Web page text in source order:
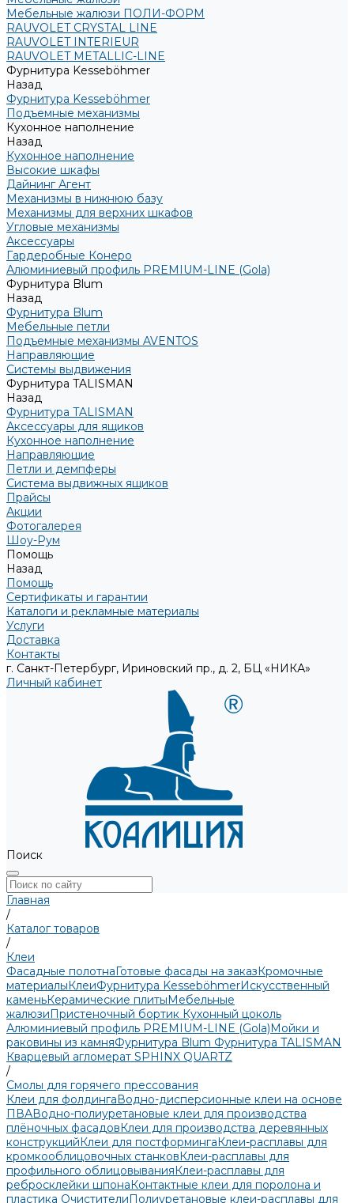
Мебельные жалюзи ПОЛИ-ФОРМ
RAUVOLET CRYSTAL LINE
RAUVOLET INTERIEUR
RAUVOLET METALLIC-LINE
Фурнитура Kesseböhmer
Назад
Фурнитура Kesseböhmer
Подъемные механизмы
Кухонное наполнение
Назад
Кухонное наполнение
Высокие шкафы
Дайнинг Агент
Механизмы в нижнюю базу
Механизмы для верхних шкафов
Угловые механизмы
Аксессуары
Гардеробные Конеро
Алюминиевый профиль PREMIUM-LINE (Gola)
Фурнитура Blum
Назад
Фурнитура Blum
Мебельные петли
Подъемные механизмы AVENTOS
Направляющие
Системы выдвижения
Фурнитура TALISMAN
Назад
Фурнитура TALISMAN
Аксессуары для ящиков
Кухонное наполнение
Направляющие
Петли и демпферы
Система выдвижных ящиков
Прайсы
Акции
Фотогалерея
Шоу-Рум
Помощь
Назад
Помощь
Сертификаты и гарантии
Каталоги и рекламные материалы
Услуги
Доставка
Контакты
г. Санкт-Петербург, Ириновский пр., д. 2, БЦ «НИКА»
Личный кабинет
Поиск
Главная
/
Каталог товаров
/
Клеи
Фасадные полотнаГотовые фасады на заказКромочные
материалыКлеиФурнитура KesseböhmerИскусственный
каменьКерамические плитыМебельные
жалюзиПристеночный бортик Кухонный цоколь
Алюминиевый профиль PREMIUM-LINE (Gola)Мойки и
раковины из камняФурнитура Blum Фурнитура TALISMAN
Кварцевый агломерат SPHINX QUARTZ
/
Смолы для горячего прессования
Клеи для фолдингаВодно-дисперсионные клеи на основе
ПВАВодно-полиуретановые клеи для производства
плёночных фасадовКлеи для производства деревянных
конструкцийКлеи для постформингаКлеи-расплавы для
кромкооблицовочных станковКлеи-расплавы для
профильного облицовыванияКлеи-расплавы для
ребросклейки шпонаКонтактные клеи для поролона и
пластика ОчистителиПолиуретановые клеи-расплавы для